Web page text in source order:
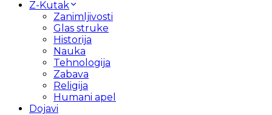
Z-Kutak
Zanimljivosti
Glas struke
Historija
Nauka
Tehnologija
Zabava
Religija
Humani apel
Dojavi